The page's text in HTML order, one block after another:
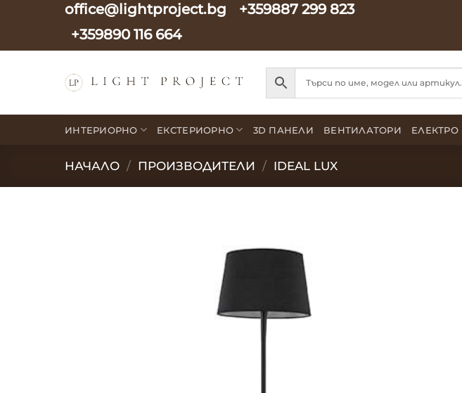
office@lightproject.bg
+359887 299 823
+359890 116 664
ИНТЕРИОРНО ЕКСТЕРИОРНО 3D ПАНЕЛИ ВЕНТИЛАТОРИ
НАЧАЛО / ПРОИЗВОДИТЕЛИ / IDEAL LUX